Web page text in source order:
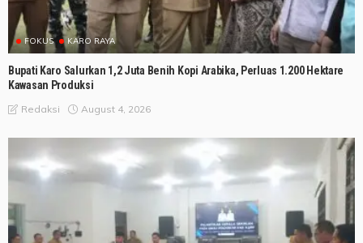
FOKUS KARO RAYA
Bupati Karo Salurkan 1,2 Juta Benih Kopi Arabika, Perluas 1.200 Hektare
Kawasan Produksi
Redaksi August 4, 2026